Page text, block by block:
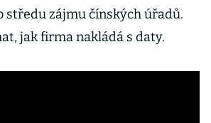
středu zájmu čínských úřadů.
jak firma nakládá s daty.